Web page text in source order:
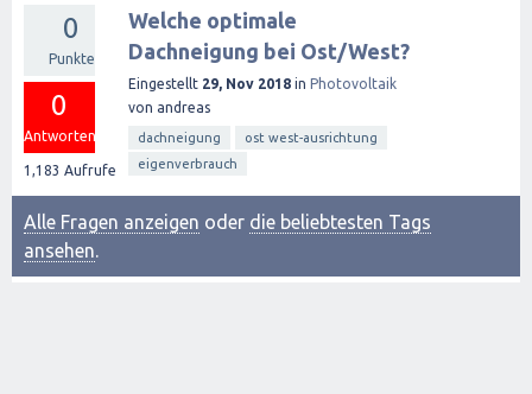
0
Punkte
0
Antworten
1,183 Aufrufe
Welche optimale
Dachneigung bei Ost/West?
Eingestellt 29, Nov 2018 in Photovoltaik
von andreas
dachneigung
ost west-ausrichtung
eigenverbrauch
Alle Fragen anzeigen oder die beliebtesten Tags
ansehen.